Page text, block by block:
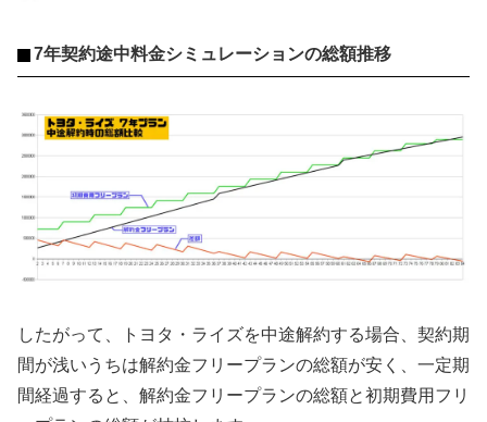
7年契約途中料金シミュレーションの総額推移
したがって、トヨタ・ライズを中途解約する場合、契約期
間が浅いうちは解約金フリープランの総額が安く、一定期
間経過すると、解約金フリープランの総額と初期費用フリ